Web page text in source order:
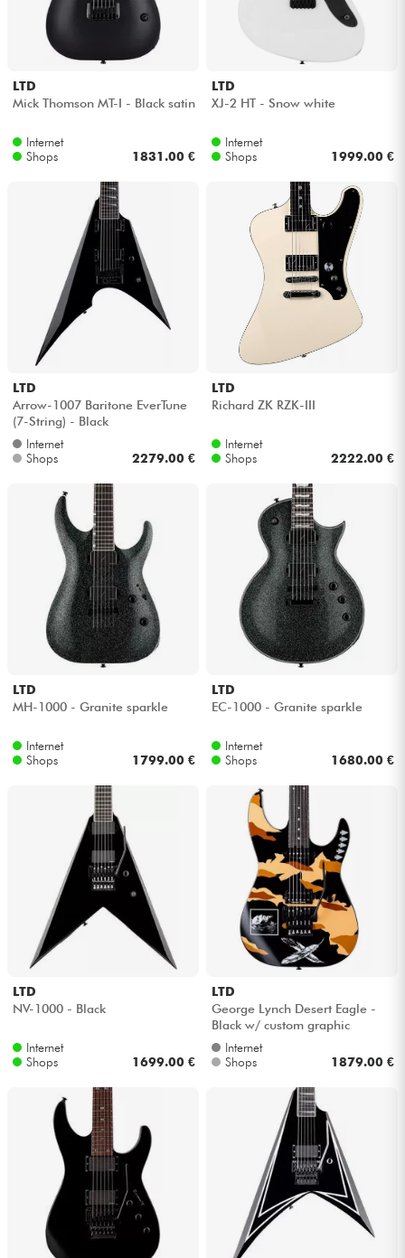
Live-Sound
Violinen & Quartett
Kinder
Kabel & Zubehöre
Bundle
Sehen Sie sich unsere Marken an
LTD
Mick Thomson MT-I - Black satin
Internet
Shops
1831.00 €
LTD
XJ-2 HT - Snow white
Internet
Shops
1999.00 €
LTD
Arrow-1007 Baritone EverTune
(7-String) - Black
Internet
Shops
2279.00 €
LTD
Richard ZK RZK-III
Internet
Shops
2222.00 €
LTD
MH-1000 - Granite sparkle
Internet
Shops
1799.00 €
LTD
EC-1000 - Granite sparkle
Internet
Shops
1680.00 €
LTD
NV-1000 - Black
Internet
Shops
1699.00 €
LTD
George Lynch Desert Eagle -
Black w/ custom graphic
Internet
Shops
1879.00 €